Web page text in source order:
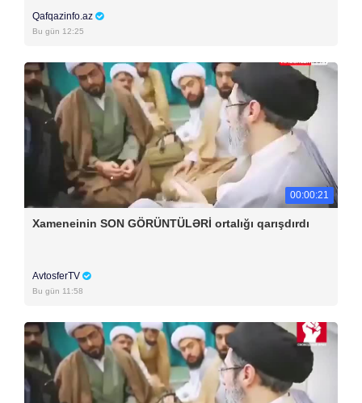
Qafqazinfo.az
Bu gün 12:25
00:00:21
Xameneinin SON GÖRÜNTÜLƏRİ ortalığı qarışdırdı
AvtosferTV
Bu gün 11:58